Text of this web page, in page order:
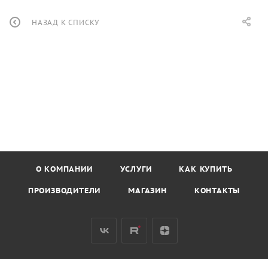
НАЗАД К СПИСКУ
О КОМПАНИИ УСЛУГИ КАК КУПИТЬ
ПРОИЗВОДИТЕЛИ МАГАЗИН КОНТАКТЫ